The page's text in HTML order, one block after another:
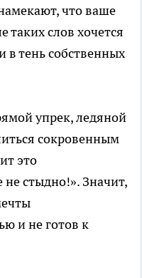
что ваше
таких слов хочется
в тень собственных
упрек, ледяной
сокровенным
это
стыдно!». Значит,
и не готов к